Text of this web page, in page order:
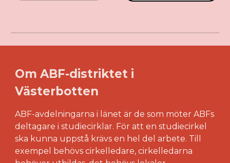
Om ABF-distriktet i
Västerbotten
ABF-avdelningarna i länet är de som möter ABFs
deltagare i studiecirklar. För att en studiecirkel
ska kunna uppstå krävs en hel del arbete. Till
exempel behövs cirkelledare, cirkelledarna